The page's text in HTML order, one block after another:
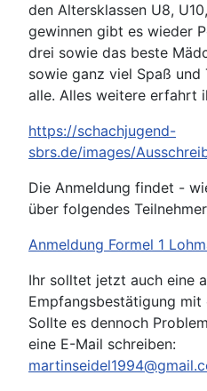
den Altersklassen U8,
gewinnen gibt es wieder
drei sowie das beste
sowie ganz viel Spaß
alle. Alles weitere erfahrt
https://schachjugend-
sbrs.de/images/
Die Anmeldung findet -
über folgendes
Anmeldung Formel 1
Ihr solltet jetzt auch eine
Empfangsbestätigung mit
Sollte es dennoch
eine E-Mail schreiben: